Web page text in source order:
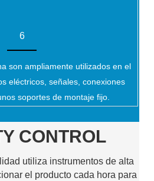
6
son ampliamente utilizados en el
eléctricos, señales, conexiones
soportes de montaje fijo.
CONTROL
utiliza instrumentos de alta
el producto cada hora para